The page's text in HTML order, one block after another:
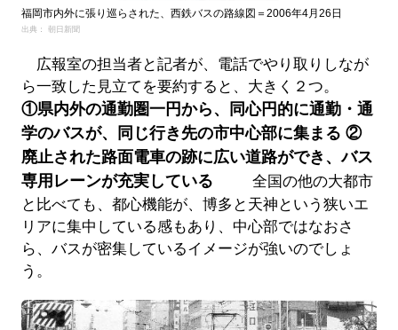
福岡市内外に張り巡らされた、西鉄バスの路線図＝2006年4月26日
出典： 朝日新聞
広報室の担当者と記者が、電話でやり取りしなが
ら一致した見立てを要約すると、大きく２つ。
①県内外の通勤圏一円から、同心円的に通勤・通
学のバスが、同じ行き先の市中心部に集まる ②
廃止された路面電車の跡に広い道路ができ、バス
専用レーンが充実している 全国の他の大都市
と比べても、都心機能が、博多と天神という狭いエ
リアに集中している感もあり、中心部ではなおさ
ら、バスが密集しているイメージが強いのでしょ
う。